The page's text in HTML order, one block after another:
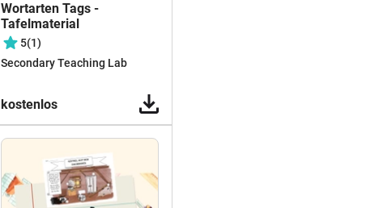
Wortarten Tags -
Tafelmaterial
5(1)
Secondary Teaching Lab
kostenlos